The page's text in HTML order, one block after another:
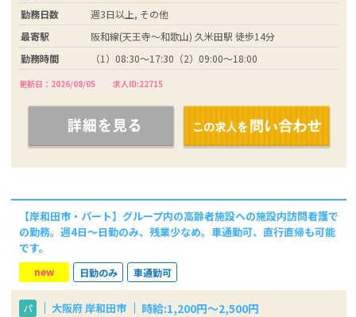
勤務日数
週3日以上, その他
最寄駅
阪和線(天王寺～和歌山) 久米田駅 徒歩14分
勤務時間
（1）08:30～17:30（2）09:00～18:00
更新日：2026/08/05 求人ID:22715
【岸和田市・パート】グループ内の高齢者施設への施設内訪問看護で
の勤務。週4日～日勤のみ、残業少なめ。車通勤可、直行直帰も可能
です。
new 日勤のみ 車通勤可
パ 大阪府 岸和田市 時給:1,200円～2,500円